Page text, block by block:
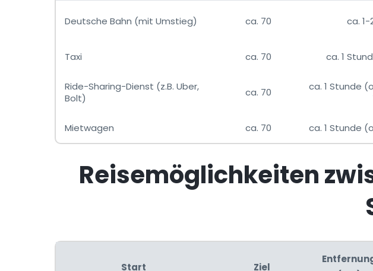
Deutsche Bahn (mit Umstieg) ca. 70 ca.
Taxi ca. 70 ca. 1
Ride-Sharing-Dienst (z.B. Uber,
Bolt)
ca. 70
ca. 1 Stunde
Mietwagen ca. 70 ca. 1 Stunde
Reisemöglichkeiten
Start Ziel